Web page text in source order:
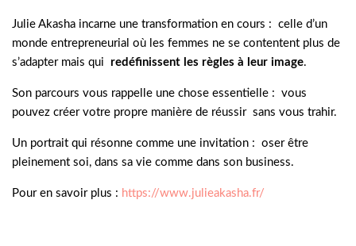
Julie Akasha incarne une transformation en cours : celle d’un
monde entrepreneurial où les femmes ne se contentent plus de
s’adapter mais qui redéfinissent les règles à leur image.
Son parcours vous rappelle une chose essentielle : vous
pouvez créer votre propre manière de réussir sans vous trahir.
Un portrait qui résonne comme une invitation : oser être
pleinement soi, dans sa vie comme dans son business.
Pour en savoir plus : https://www.julieakasha.fr/